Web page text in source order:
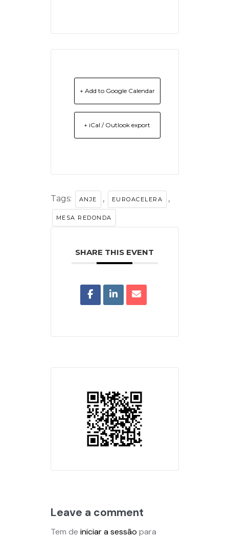
+ Add to Google Calendar
+ iCal / Outlook export
Tags: ANJE , EUROACELERA ,
MESA REDONDA
SHARE THIS EVENT
Leave a comment
Tem de iniciar a sessão para